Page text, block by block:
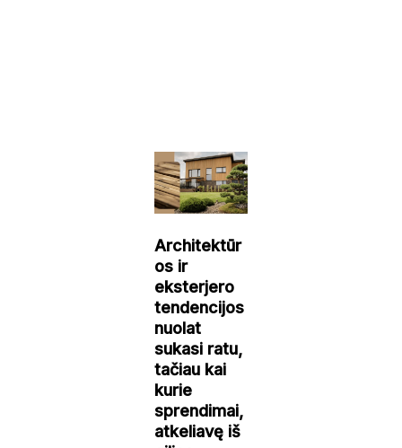
Architektūr
os ir
eksterjero
tendencijos
nuolat
sukasi ratu,
tačiau kai
kurie
sprendimai,
atkeliavę iš